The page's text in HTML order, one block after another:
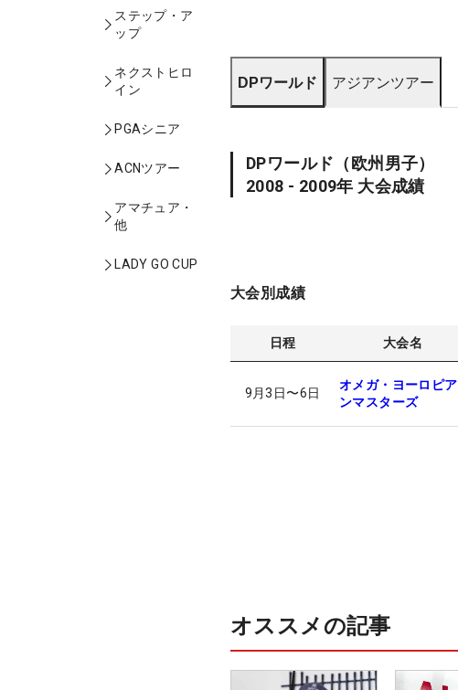
ステップ・ア
ップ
ネクストヒロ
イン
PGAシニア
ACNツアー
アマチュア・
他
LADY GO CUP
DPワールド アジアンツアー
DPワールド （欧州男子）
2008 - 2009年 大会成績
大会別成績
日程 大会名
9月3日〜6日
オメガ・ヨーロピア
ンマスターズ
オススメの記事